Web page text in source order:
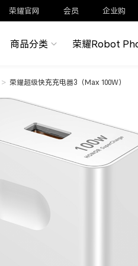
荣耀官网 会员 企业购
商品分类 荣耀Robot
> 荣耀超级快充充电器3（Max 100W）